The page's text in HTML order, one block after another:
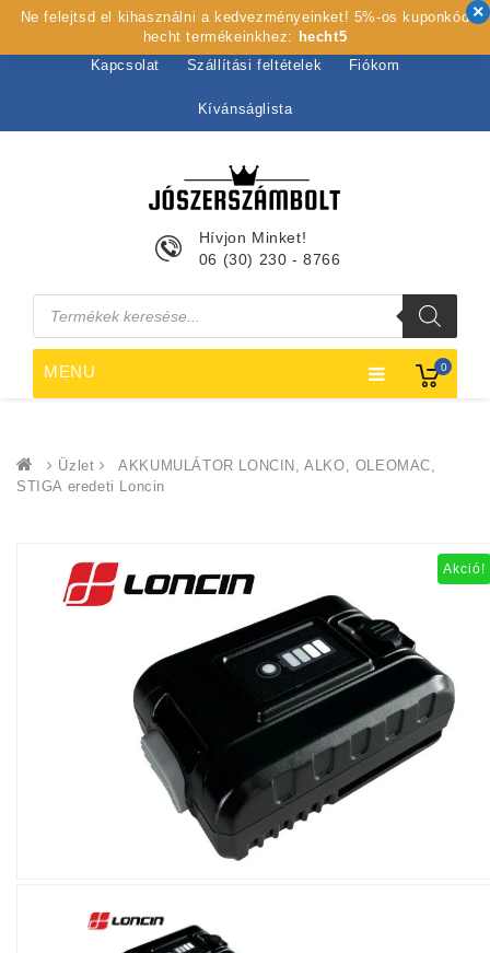
Kezdőlap Rólunk Webshop Szolgáltatások
Kapcsolat Szállítási feltételek Fiókom
Kívánságlista
0
Hívjon Minket!
06 (30) 230 - 8766
Products
search
MENU
Üzlet
AKKUMULÁTOR LONCIN, ALKO, OLEOMAC,
STIGA eredeti Loncin
Akció!
Ne felejtsd el kihasználni a kedvezményeinket! 5%-os kuponkód
hecht termékeinkhez: hecht5